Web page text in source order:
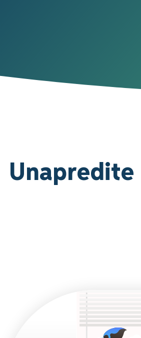
Unapredite